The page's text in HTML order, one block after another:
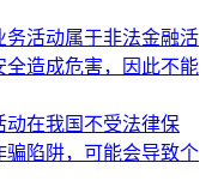
务活动属于非法金融活
造成危害，因此不能
动在我国不受法律保
陷阱，可能会导致个